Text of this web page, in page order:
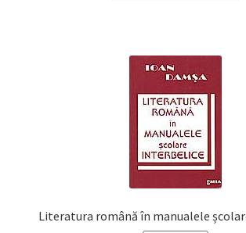
Literatura română în manualele